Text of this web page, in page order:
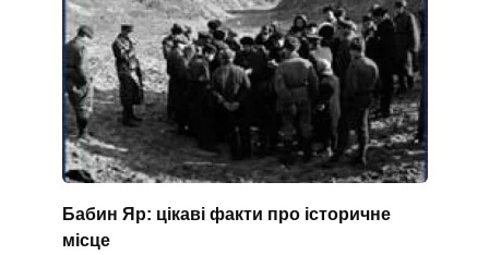
Бабин Яр: цікаві факти про історичне
місце